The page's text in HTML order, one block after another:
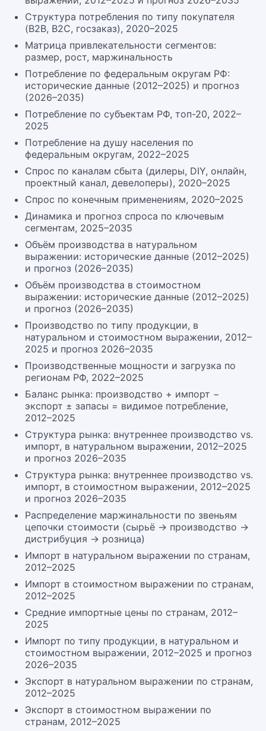
Структура потребления по типу покупателя
(B2B, B2C, госзаказ), 2020–2025
Матрица привлекательности сегментов:
размер, рост, маржинальность
Потребление по федеральным округам РФ:
исторические данные (2012–2025) и прогноз
(2026–2035)
Потребление по субъектам РФ, топ-20, 2022–
2025
Потребление на душу населения по
федеральным округам, 2022–2025
Спрос по каналам сбыта (дилеры, DIY, онлайн,
проектный канал, девелоперы), 2020–2025
Спрос по конечным применениям, 2020–2025
Динамика и прогноз спроса по ключевым
сегментам, 2025–2035
Объём производства в натуральном
выражении: исторические данные (2012–2025)
и прогноз (2026–2035)
Объём производства в стоимостном
выражении: исторические данные (2012–2025)
и прогноз (2026–2035)
Производство по типу продукции, в
натуральном и стоимостном выражении, 2012–
2025 и прогноз 2026–2035
Производственные мощности и загрузка по
регионам РФ, 2022–2025
Баланс рынка: производство + импорт −
экспорт ± запасы = видимое потребление,
2012–2025
Структура рынка: внутреннее производство vs.
импорт, в натуральном выражении, 2012–2025
и прогноз 2026–2035
Структура рынка: внутреннее производство vs.
импорт, в стоимостном выражении, 2012–2025
и прогноз 2026–2035
Распределение маржинальности по звеньям
цепочки стоимости (сырьё → производство →
дистрибуция → розница)
Импорт в натуральном выражении по странам,
2012–2025
Импорт в стоимостном выражении по странам,
2012–2025
Средние импортные цены по странам, 2012–
2025
Импорт по типу продукции, в натуральном и
стоимостном выражении, 2012–2025 и прогноз
2026–2035
Экспорт в натуральном выражении по странам,
2012–2025
Экспорт в стоимостном выражении по
странам, 2012–2025